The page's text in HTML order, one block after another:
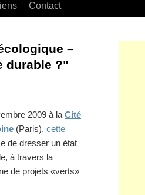
Contact
–
durable ?"
2009 à la Cité
(Paris), cette
de dresser un état
à travers la
de projets «verts»